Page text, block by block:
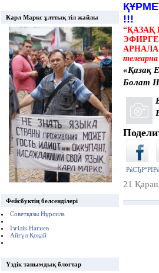
Карл Маркс ұлттық тіл жайлы
Фейсбуктің белсенділері
Советқазы Нұрсила
Ізгілік Нағиев
Айгүл Қоқай
Үздік танымдық блогтар
!!!
ЭФИРГЕ
«Қазақ
Болат
21